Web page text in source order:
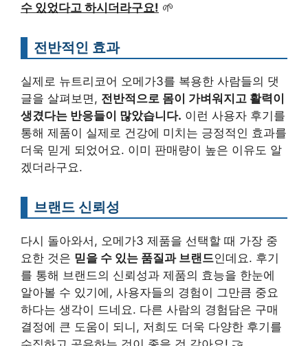
수 있었다고 하시더라구요! 🌱
전반적인 효과
실제로 뉴트리코어 오메가3를 복용한 사람들의 댓
글을 살펴보면, 전반적으로 몸이 가벼워지고 활력이
생겼다는 반응들이 많았습니다. 이런 사용자 후기를
통해 제품이 실제로 건강에 미치는 긍정적인 효과를
더욱 믿게 되었어요. 이미 판매량이 높은 이유도 알
겠더라구요.
브랜드 신뢰성
다시 돌아와서, 오메가3 제품을 선택할 때 가장 중
요한 것은 믿을 수 있는 품질과 브랜드인데요. 후기
를 통해 브랜드의 신뢰성과 제품의 효능을 한눈에
알아볼 수 있기에, 사용자들의 경험이 그만큼 중요
하다는 생각이 드네요. 다른 사람의 경험담은 구매
결정에 큰 도움이 되니, 저희도 더욱 다양한 후기를